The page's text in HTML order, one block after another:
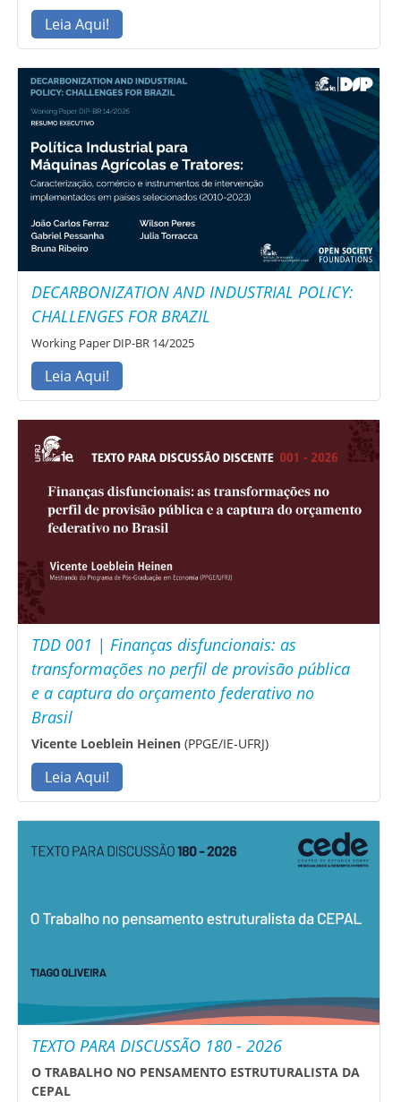
Leia Aqui!
DECARBONIZATION AND INDUSTRIAL POLICY:
CHALLENGES FOR BRAZIL
Working Paper DIP-BR 14/2025
Leia Aqui!
TDD 001 | Finanças disfuncionais: as
transformações no perfil de provisão pública
e a captura do orçamento federativo no
Brasil
Vicente Loeblein Heinen (PPGE/IE-UFRJ)
Leia Aqui!
TEXTO PARA DISCUSSÃO 180 - 2026
O TRABALHO NO PENSAMENTO ESTRUTURALISTA DA
CEPAL